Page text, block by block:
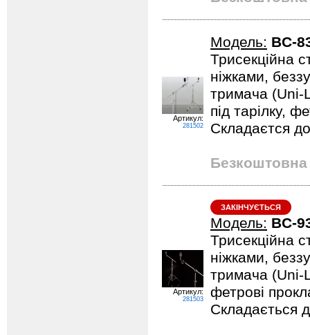
Артикул:
281502
Модель: BC-
Трисекційна
ніжками,
тримача (Uni-
під тарілку,
Складаєтся
Безкоштовна
Артикул:
281503
ЗАКІНЧУЄТЬСЯ
Модель: BC-
Трисекційна
ніжками,
тримача (Uni-
фетрові
Складається